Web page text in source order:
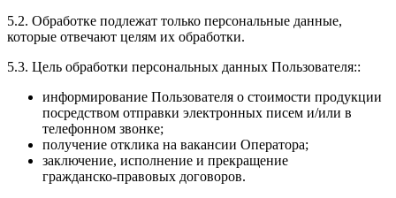
5.2. Обработке подлежат только персональные данные,
которые отвечают целям их обработки.
5.3. Цель обработки персональных данных Пользователя::
информирование Пользователя о стоимости продукции
посредством отправки электронных писем и/или в
телефонном звонке;
получение отклика на вакансии Оператора;
заключение, исполнение и прекращение
гражданско‑правовых договоров.